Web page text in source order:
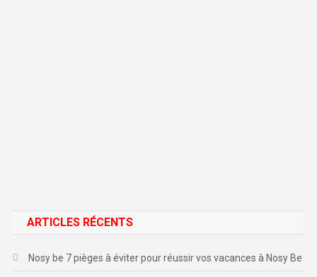
ARTICLES RÉCENTS
Nosy be 7 pièges à éviter pour réussir vos vacances à Nosy Be